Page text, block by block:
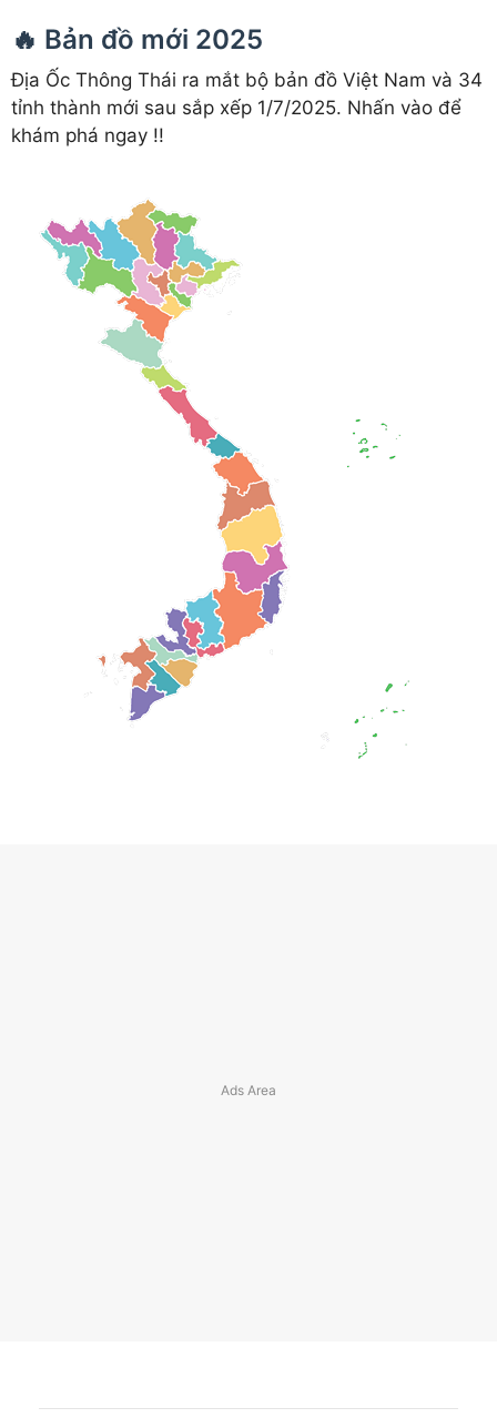
🔥 Bản đồ mới 2025
Địa Ốc Thông Thái ra mắt bộ bản đồ Việt Nam và 34
tỉnh thành mới sau sắp xếp 1/7/2025. Nhấn vào để
khám phá ngay !!